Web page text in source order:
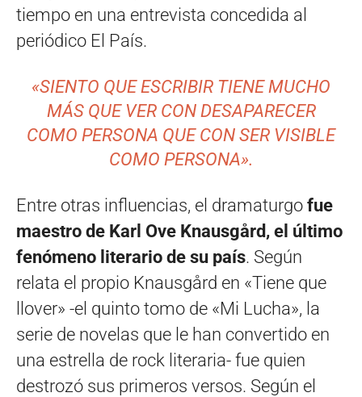
tiempo en una entrevista concedida al
periódico El País.
«SIENTO QUE ESCRIBIR TIENE MUCHO
MÁS QUE VER CON DESAPARECER
COMO PERSONA QUE CON SER VISIBLE
COMO PERSONA».
Entre otras influencias, el dramaturgo fue
maestro de Karl Ove Knausgård, el último
fenómeno literario de su país. Según
relata el propio Knausgård en «Tiene que
llover» -el quinto tomo de «Mi Lucha», la
serie de novelas que le han convertido en
una estrella de rock literaria- fue quien
destrozó sus primeros versos. Según el